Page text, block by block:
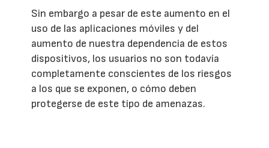
Sin embargo a pesar de este aumento en el
uso de las aplicaciones móviles y del
aumento de nuestra dependencia de estos
dispositivos, los usuarios no son todavía
completamente conscientes de los riesgos
a los que se exponen, o cómo deben
protegerse de este tipo de amenazas.